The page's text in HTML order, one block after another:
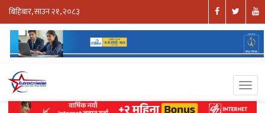
बिहिबार, साउन २१, २०८३